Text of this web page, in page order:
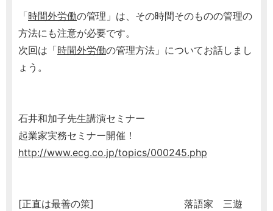
「時間外労働の管理」は、その時間そのものの管理の
方法にも注意が必要です。
次回は「時間外労働の管理方法」についてお話しまし
ょう。
石井和加子先生講演セミナー
起業家実務セミナー開催！
http://www.ecg.co.jp/topics/000245.php
[正直は最善の策] 落語家 三遊